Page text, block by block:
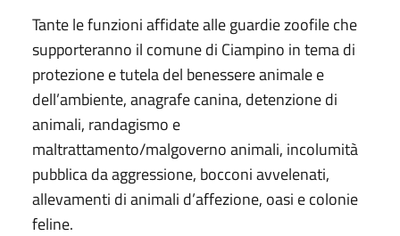
Tante le funzioni affidate alle guardie zoofile che
supporteranno il comune di Ciampino in tema di
protezione e tutela del benessere animale e
dell’ambiente, anagrafe canina, detenzione di
animali, randagismo e
maltrattamento/malgoverno animali, incolumità
pubblica da aggressione, bocconi avvelenati,
allevamenti di animali d’affezione, oasi e colonie
feline.